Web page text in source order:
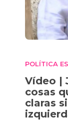
POLÍTICA
Vídeo |
cosas
claras